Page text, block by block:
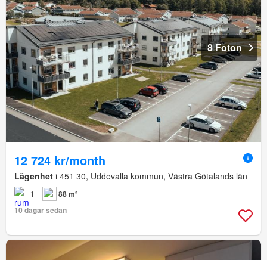
8 Foton
12 724 kr/month
Lägenhet i 451 30, Uddevalla kommun, Västra Götalands län
1
88 m²
10 dagar sedan